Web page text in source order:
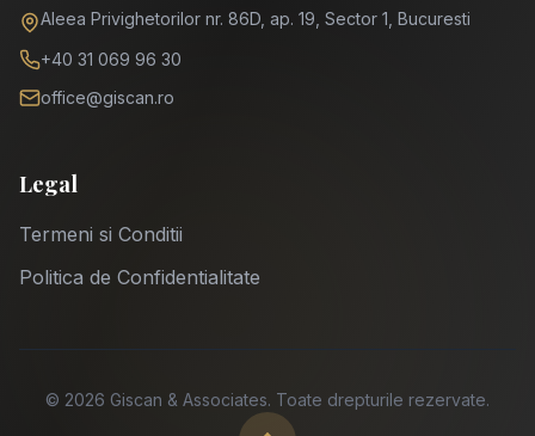
Aleea Privighetorilor nr. 86D, ap. 19, Sector 1, Bucuresti
+40 31 069 96 30
office@giscan.ro
Legal
Termeni si Conditii
Politica de Confidentialitate
© 2026 Giscan & Associates. Toate drepturile rezervate.